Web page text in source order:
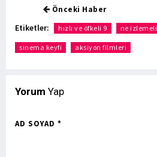
Önceki Haber
Etiketler: hızlı ve öfkeli 9 ne izlemeli
sinema keyfi aksiyon filmleri
Yorum Yap
AD SOYAD *